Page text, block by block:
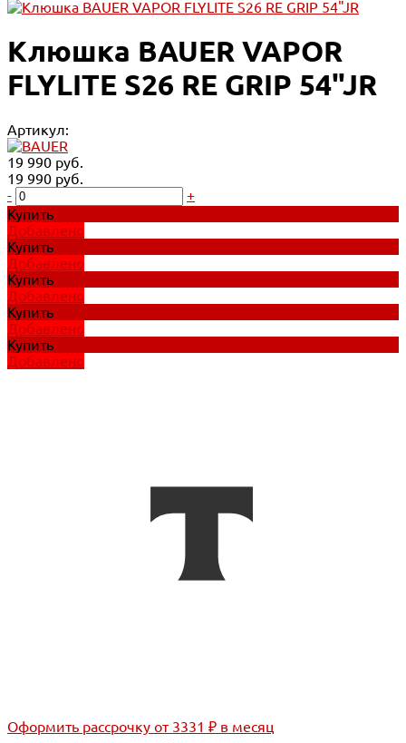
Клюшка BAUER VAPOR
FLYLITE S26 RE GRIP 54"JR
Артикул:
19 990 руб.
19 990 руб.
-
+
Купить
Добавлено
Купить
Добавлено
Купить
Добавлено
Купить
Добавлено
Купить
Добавлено
Оформить рассрочку от 3331 ₽ в месяц